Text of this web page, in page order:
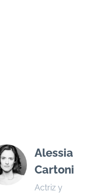
Alessia
Cartoni
Actriz y